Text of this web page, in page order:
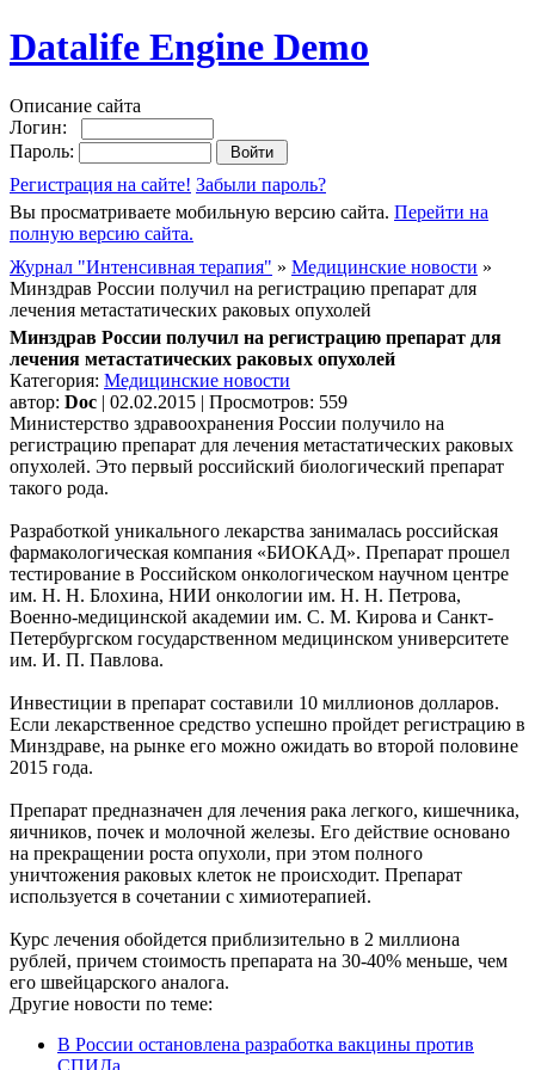
Datalife Engine Demo
Описание сайта
Логин:
Пароль:
Регистрация на сайте! Забыли пароль?
Вы просматриваете мобильную версию сайта. Перейти на
полную версию сайта.
Журнал "Интенсивная терапия" » Медицинские новости »
Минздрав России получил на регистрацию препарат для
лечения метастатических раковых опухолей
Минздрав России получил на регистрацию препарат для
лечения метастатических раковых опухолей
Категория: Медицинские новости
автор: Doc | 02.02.2015 | Просмотров: 559
Министерство здравоохранения России получило на
регистрацию препарат для лечения метастатических раковых
опухолей. Это первый российский биологический препарат
такого рода.
Разработкой уникального лекарства занималась российская
фармакологическая компания «БИОКАД». Препарат прошел
тестирование в Российском онкологическом научном центре
им. Н. Н. Блохина, НИИ онкологии им. Н. Н. Петрова,
Военно-медицинской академии им. С. М. Кирова и Санкт-
Петербургском государственном медицинском университете
им. И. П. Павлова.
Инвестиции в препарат составили 10 миллионов долларов.
Если лекарственное средство успешно пройдет регистрацию в
Минздраве, на рынке его можно ожидать во второй половине
2015 года.
Препарат предназначен для лечения рака легкого, кишечника,
яичников, почек и молочной железы. Его действие основано
на прекращении роста опухоли, при этом полного
уничтожения раковых клеток не происходит. Препарат
используется в сочетании с химиотерапией.
Курс лечения обойдется приблизительно в 2 миллиона
рублей, причем стоимость препарата на 30-40% меньше, чем
его швейцарского аналога.
Другие новости по теме:
В России остановлена разработка вакцины против
СПИДа